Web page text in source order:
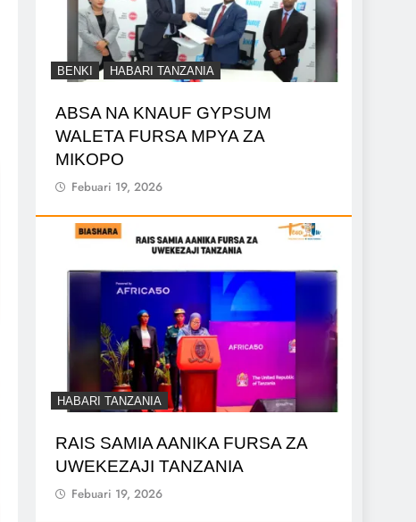
BENKI HABARI TANZANIA
ABSA NA KNAUF GYPSUM
WALETA FURSA MPYA ZA
MIKOPO
Febuari 19, 2026
HABARI TANZANIA
RAIS SAMIA AANIKA FURSA ZA
UWEKEZAJI TANZANIA
Febuari 19, 2026